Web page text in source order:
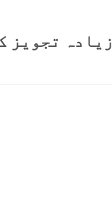
زیادہ تجویز